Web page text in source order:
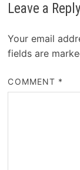
Leave a Reply
Your email
fields are
COMMENT *